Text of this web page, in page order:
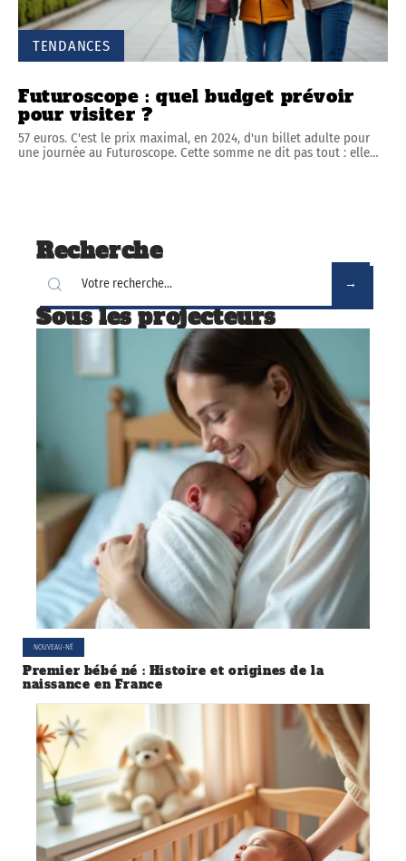
TENDANCES
Futuroscope : quel budget prévoir
pour visiter ?
57 euros. C'est le prix maximal, en 2024, d'un billet adulte pour
une journée au Futuroscope. Cette somme ne dit pas tout : elle…
Recherche
Sous les projecteurs
NOUVEAU-NÉ
Premier bébé né : Histoire et origines de la
naissance en France